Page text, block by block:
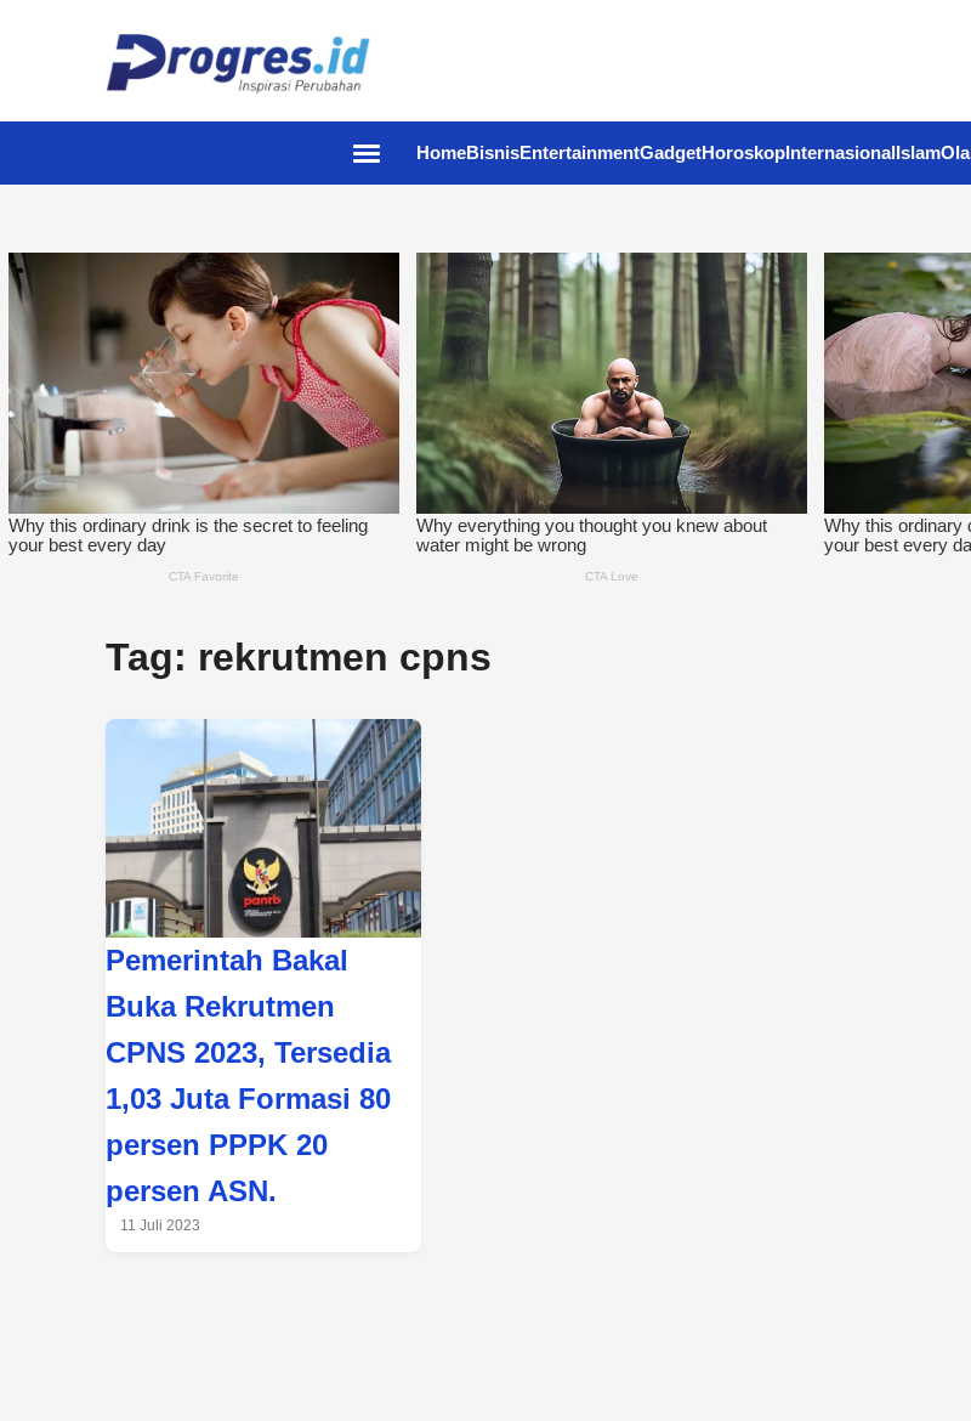
HomeBisnisEntertainmentGadgetHoroskopInternasionalIslam
Tag: rekrutmen cpns
Pemerintah Bakal
Buka Rekrutmen
CPNS 2023, Tersedia
1,03 Juta Formasi 80
persen PPPK 20
persen ASN.
11 Juli 2023